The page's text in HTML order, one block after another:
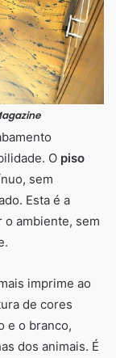
O piso
sem
Esta é a
ambiente, sem
imprime ao
de cores
e o branco,
dos animais. É